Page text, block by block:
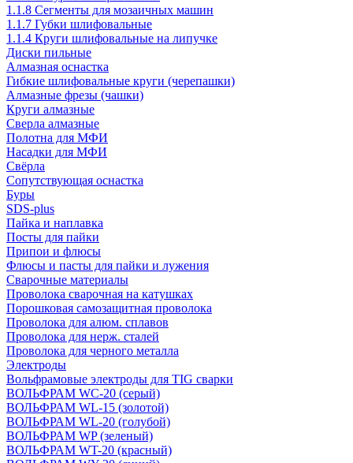
1.1.8 Сегменты для мозаичных машин
1.1.7 Губки шлифовальные
1.1.4 Круги шлифовальные на липучке
Диски пильные
Алмазная оснастка
Гибкие шлифовальные круги (черепашки)
Алмазные фрезы (чашки)
Круги алмазные
Сверла алмазные
Полотна для МФИ
Насадки для МФИ
Свёрла
Сопутствующая оснастка
Буры
SDS-plus
Пайка и наплавка
Посты для пайки
Припои и флюсы
Флюсы и пасты для пайки и лужения
Сварочные материалы
Проволока сварочная на катушках
Порошковая самозащитная проволока
Проволока для алюм. сплавов
Проволока для нерж. сталей
Проволока для черного металла
Электроды
Вольфрамовые электроды для TIG сварки
ВОЛЬФРАМ WC-20 (серый)
ВОЛЬФРАМ WL-15 (золотой)
ВОЛЬФРАМ WL-20 (голубой)
ВОЛЬФРАМ WP (зеленый)
ВОЛЬФРАМ WT-20 (красный)